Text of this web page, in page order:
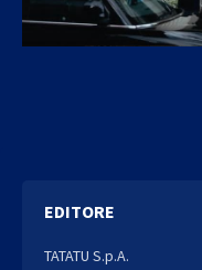
EDITORE
TATATU S.p.A.